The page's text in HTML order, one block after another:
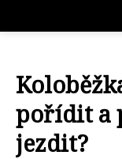
pořídit a
jezdit?